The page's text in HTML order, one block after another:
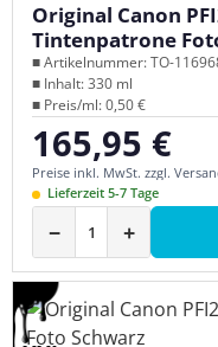
Original Canon
Tintenpatrone
■ Artikelnummer: TO-
■ Inhalt: 330 ml
■ Preis/ml: 0,50 €
Regulärer Preis:
165,95 €
Preise inkl. MwSt. zzgl.
Lieferzeit 5-7 Tage
− +